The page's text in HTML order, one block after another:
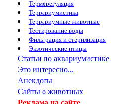
Терморегуляция
Террариумистика
Террариумные животные
Тестирование воды
Фильтрация и стерилизация
Экзотические птицы
Статьи по аквариумистике
Это интересно...
Анекдоты
Сайты о животных
Реклама на сайте